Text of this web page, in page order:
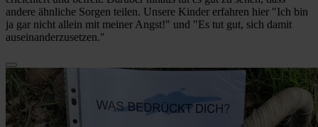
andere ähnliche Sorgen teilen. Unsere Kinder erfahren hier "Ich bin
ja gar nicht allein mit meiner Angst!" und "Es tut gut, sich damit
auseinanderzusetzen."